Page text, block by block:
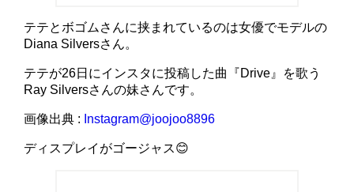
テテとボゴムさんに挟まれているのは女優でモデルの
Diana Silversさん。
テテが26日にインスタに投稿した曲『Drive』を歌う
Ray Silversさんの妹さんです。
画像出典 : Instagram@joojoo8896
ディスプレイがゴージャス😊